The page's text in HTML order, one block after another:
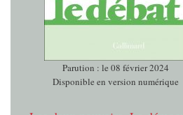
Parution : le 08 février 2024
Disponible en version numérique